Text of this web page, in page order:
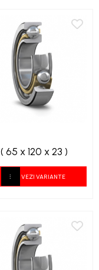
7213 ( 65 x 120 x 23 )
VEZI VARIANTE